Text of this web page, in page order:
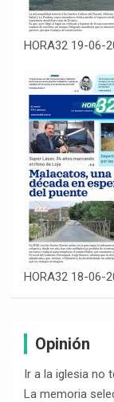
HORA32 19-06-
HORA32 18-06-
Opinión
Ir a la iglesia no
La memoria